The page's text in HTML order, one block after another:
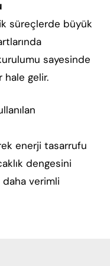
süreçlerde büyük
sayesinde
hale gelir.
enerji tasarrufu
dengesini
daha verimli